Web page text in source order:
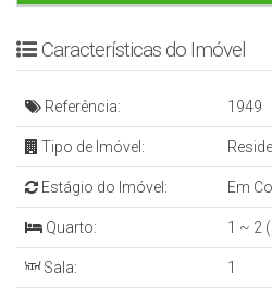
Características do Imóvel
Referência: 1949
Tipo de Imóvel:
Estágio do Imóvel: Em
Quarto: 1 ~ 2
Sala: 1